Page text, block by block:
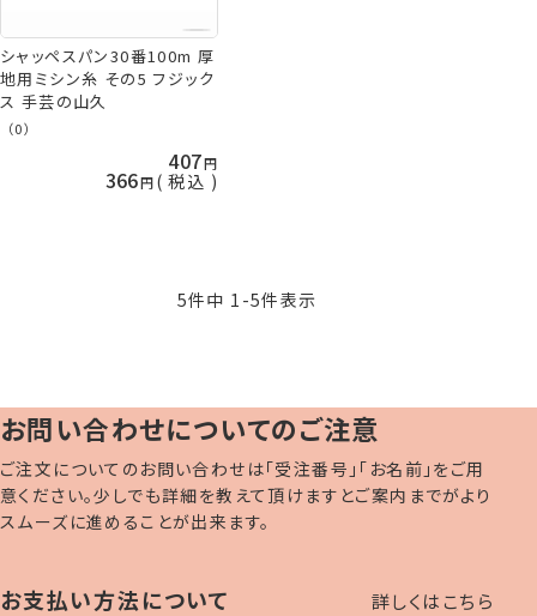
シャッペスパン30番100m 厚
地用ミシン糸 その5 フジック
ス 手芸の山久
（0）
407
366 税込
5件中 1 -5件表示
お問い合わせについてのご注意
ご注文についてのお問い合わせは「受注番号」「お名前」をご用
意ください。少しでも詳細を教えて頂けますとご案内までがより
スムーズに進めることが出来ます。
お支払い方法について 詳しくはこちら